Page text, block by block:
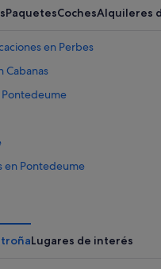
PaquetesCochesAlquileres
en Perbes
Cabanas
Pontedeume
en Pontedeume
PerbesLugares de interés